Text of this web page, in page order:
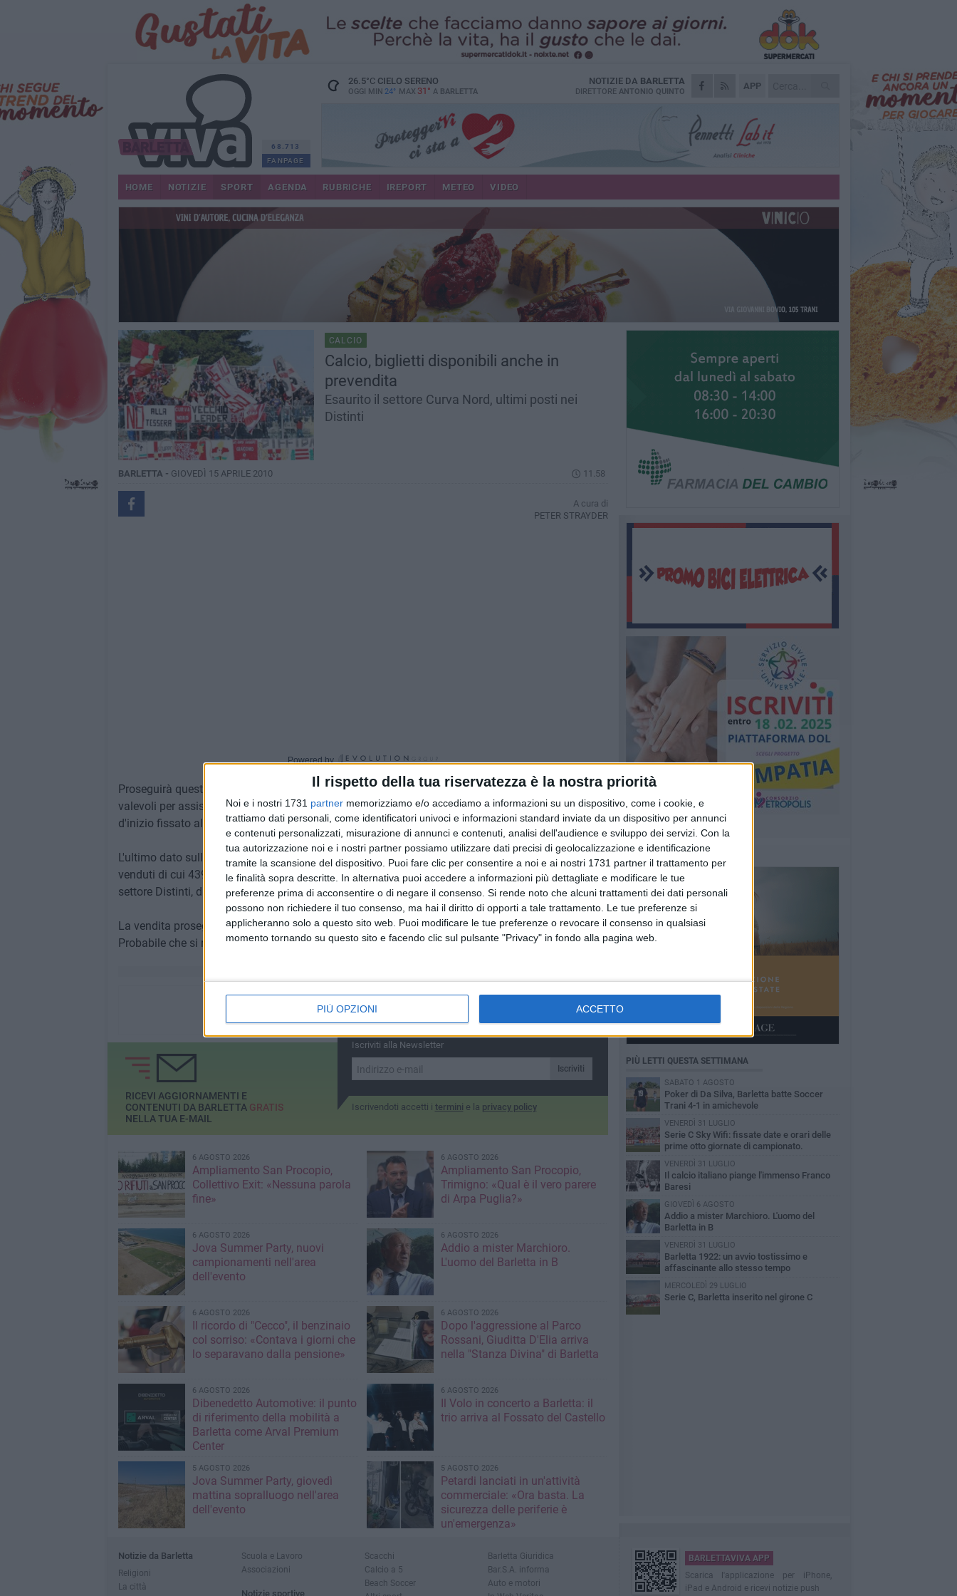
Il rispetto della tua riservatezza è la nostra priorità
Noi e i nostri 1731 partner memorizziamo e/o accediamo a informazioni su un dispositivo, come i cookie, e
trattiamo dati personali, come identificatori univoci e informazioni standard inviate da un dispositivo per annunci
e contenuti personalizzati, misurazione di annunci e contenuti, analisi dell'audience e sviluppo dei servizi. Con la
tua autorizzazione noi e i nostri partner possiamo utilizzare dati precisi di geolocalizzazione e identificazione
tramite la scansione del dispositivo. Puoi fare clic per consentire a noi e ai nostri 1731 partner il trattamento per
le finalità sopra descritte. In alternativa puoi accedere a informazioni più dettagliate e modificare le tue
preferenze prima di acconsentire o di negare il consenso. Si rende noto che alcuni trattamenti dei dati personali
possono non richiedere il tuo consenso, ma hai il diritto di opporti a tale trattamento. Le tue preferenze si
applicheranno solo a questo sito web. Puoi modificare le tue preferenze o revocare il consenso in qualsiasi
momento tornando su questo sito e facendo clic sul pulsante "Privacy" in fondo alla pagina web.
PIÙ OPZIONI ACCETTO
68.713
FANPAGE
26.5°CCIELO SERENO
OGGI MIN 24° MAX 31° A BARLETTA
APP
NOTIZIE DA BARLETTA
DIRETTORE ANTONIO QUINTO
HOME NOTIZIE SPORT AGENDA RUBRICHE IREPORT METEO VIDEO
CALCIO
Calcio, biglietti disponibili anche in
prevendita
Esaurito il settore Curva Nord, ultimi posti nei
Distinti
BARLETTA - GIOVEDÌ 15 APRILE 2010 11.58
A cura di
PETER STRAYDER
Powered by
Proseguirà questo pomeriggio, presso i botteghini dello stadio "Puttilli", la vendita dei biglietti
valevoli per assistere all'incontro Barletta-Brindisi, in programma domenica 18 aprile (fischio
d'inizio fissato alle ore 15).
L'ultimo dato sulla vendita, riscontrato alle ore 20 di mercoledì, ha fatto registrare 2326 biglietti
venduti di cui 439 relativi al settore ospiti. Esaurita la Curva Nord, pochi biglietti rimasti per il
settore Distinti, disponibili biglietti nel settore Tribuna.
La vendita proseguirà anche presso le prevendite (Galleria del Fumatore e Bar Atlanta '96).
Probabile che si registri il tutto esaurito già dalla giornata di venerdì.
Iscriviti alla Newsletter
Iscriviti
Iscrivendoti accetti i termini e la privacy policy
RICEVI AGGIORNAMENTI E
CONTENUTI DA BARLETTA GRATIS
NELLA TUA E-MAIL
6 AGOSTO 2026
Ampliamento San Procopio,
Collettivo Exit: «Nessuna parola
fine»
6 AGOSTO 2026
Ampliamento San Procopio,
Trimigno: «Qual è il vero parere
di Arpa Puglia?»
6 AGOSTO 2026
Jova Summer Party, nuovi
campionamenti nell'area
dell'evento
6 AGOSTO 2026
Addio a mister Marchioro.
L'uomo del Barletta in B
6 AGOSTO 2026
Il ricordo di "Cecco", il benzinaio
col sorriso: «Contava i giorni che
lo separavano dalla pensione»
6 AGOSTO 2026
Dopo l'aggressione al Parco
Rossani, Giuditta D'Elia arriva
nella "Stanza Divina" di Barletta
6 AGOSTO 2026
Dibenedetto Automotive: il punto
di riferimento della mobilità a
Barletta come Arval Premium
Center
6 AGOSTO 2026
Il Volo in concerto a Barletta: il
trio arriva al Fossato del Castello
5 AGOSTO 2026
Jova Summer Party, giovedì
mattina sopralluogo nell'area
dell'evento
5 AGOSTO 2026
Petardi lanciati in un'attività
commerciale: «Ora basta. La
sicurezza delle periferie è
un'emergenza»
PIÙ LETTI QUESTA SETTIMANA
SABATO 1 AGOSTO
Poker di Da Silva, Barletta batte Soccer
Trani 4-1 in amichevole
VENERDÌ 31 LUGLIO
Serie C Sky Wifi: fissate date e orari delle
prime otto giornate di campionato.
VENERDÌ 31 LUGLIO
Il calcio italiano piange l'immenso Franco
Baresi
GIOVEDÌ 6 AGOSTO
Addio a mister Marchioro. L'uomo del
Barletta in B
VENERDÌ 31 LUGLIO
Barletta 1922: un avvio tostissimo e
affascinante allo stesso tempo
MERCOLEDÌ 29 LUGLIO
Serie C, Barletta inserito nel girone C
Notizie da Barletta
Religioni
La città
Scuola e Lavoro
Associazioni
Notizie sportive
Scacchi
Calcio a 5
Beach Soccer
Barletta Giuridica
Bar.S.A. informa
Auto e motori
BARLETTAVIVA APP
Scarica l'applicazione per iPhone,
iPad e Android e ricevi notizie push